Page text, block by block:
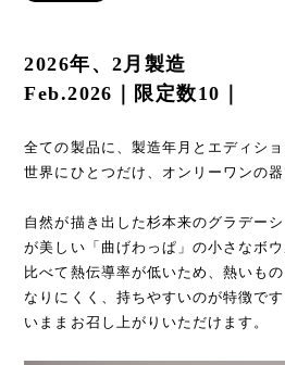
2026年、2月製造
Feb.2026｜限定数10｜
全ての製品に、製造年月とエディシ
世界にひとつだけ、オンリーワンの器
自然が描き出した杉本来のグラデー
が美しい「曲げわっぱ」の小さなボ
比べて熱伝導率が低いため、熱いも
なりにくく、持ちやすいのが特徴で
いままお召し上がりいただけます。